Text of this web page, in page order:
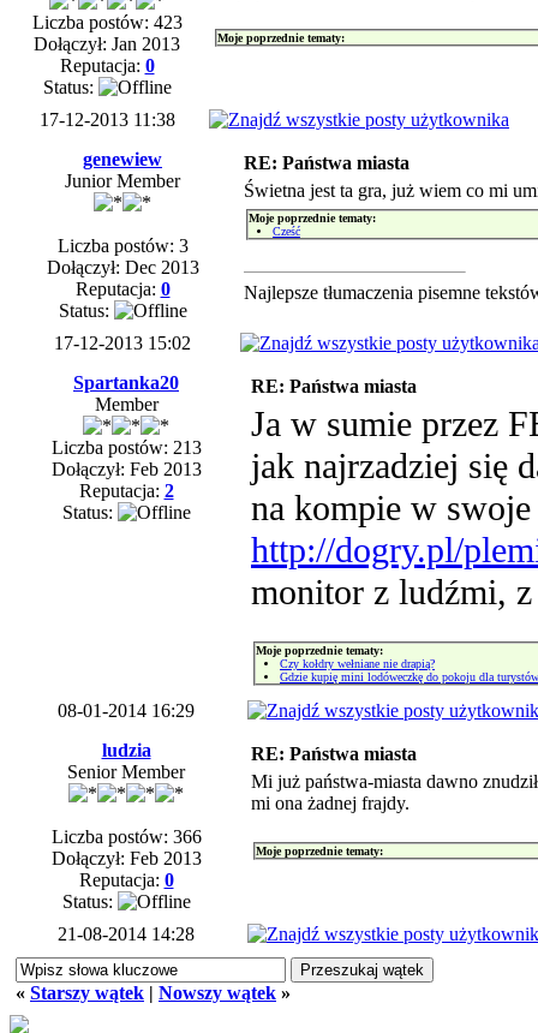
Liczba postów: 423
Dołączył: Jan 2013
Reputacja: 0
Status:
Moje poprzednie tematy:
17-12-2013 11:38
genewiew
Junior Member
Liczba postów: 3
Dołączył: Dec 2013
Reputacja: 0
Status:
RE: Państwa miasta
Świetna jest ta gra, już wiem co mi
Moje poprzednie tematy:
Cześć
Najlepsze tłumaczenia pisemne
17-12-2013 15:02
Spartanka20
Member
Liczba postów: 213
Dołączył: Feb 2013
Reputacja: 2
Status:
RE: Państwa miasta
Ja w sumie przez
jak najrzadziej się
na kompie w
http://dogry.pl/
monitor z ludźmi,
Moje poprzednie tematy:
Czy kołdry wełniane nie drapią?
Gdzie kupię mini lodóweczkę do pokoju dla
08-01-2014 16:29
ludzia
Senior Member
Liczba postów: 366
Dołączył: Feb 2013
Reputacja: 0
Status:
RE: Państwa miasta
Mi już państwa-miasta dawno
mi ona żadnej frajdy.
Moje poprzednie tematy:
21-08-2014 14:28
« Starszy wątek | Nowszy wątek »